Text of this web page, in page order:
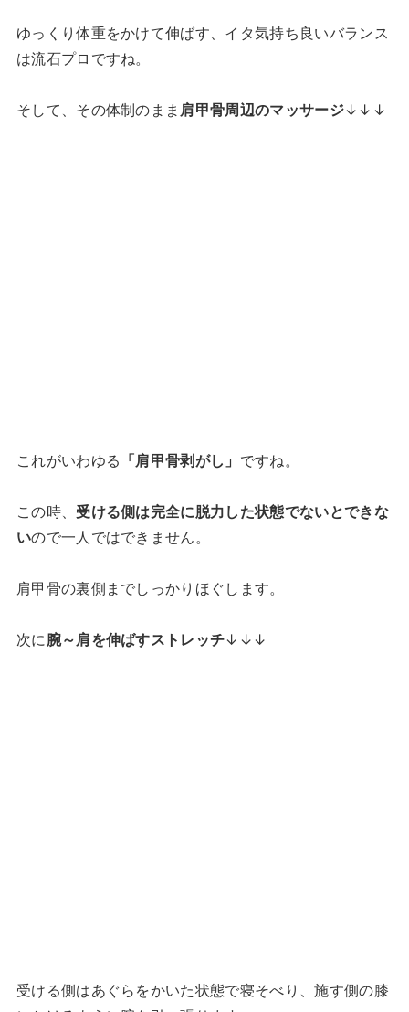
ゆっくり体重をかけて伸ばす、イタ気持ち良いバランス
は流石プロですね。
そして、その体制のまま 肩甲骨周辺のマッサージ↓↓↓
これがいわゆる 「肩甲骨剥がし」 ですね。
この時、 受ける側は完全に脱力した状態でないとできな
いので一人ではできません。
肩甲骨の裏側までしっかりほぐします。
次に腕～肩を伸ばすストレッチ↓↓↓
受ける側はあぐらをかいた状態で寝そべり、施す側の膝